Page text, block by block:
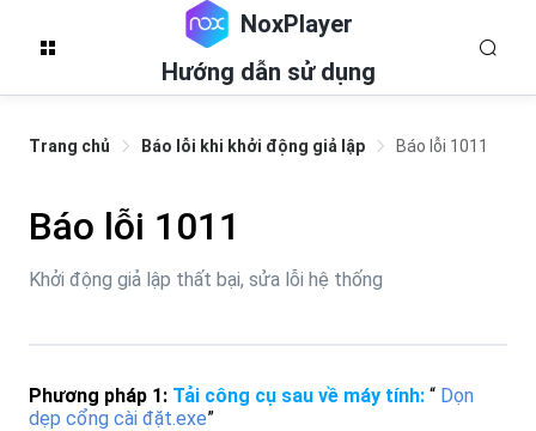
NoxPlayer
Hướng dẫn sử dụng
Trang chủ Báo lỗi khi khởi động giả lập Báo lỗi 1011
Báo lỗi 1011
Khởi động giả lập thất bại, sửa lỗi hệ thống
Phương pháp 1: Tải công cụ sau về máy tính: “ Dọn
dẹp cổng cài đặt.exe”